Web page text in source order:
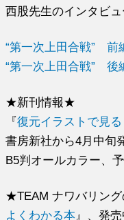
西股先生のインタビュ
“第一次上田合戦” 前
“第一次上田合戦” 後
★新刊情報★
『復元イラストで見
書房新社から4月中旬
B5判オールカラー、
★TEAM ナワバリング
よくわかる本 』、発